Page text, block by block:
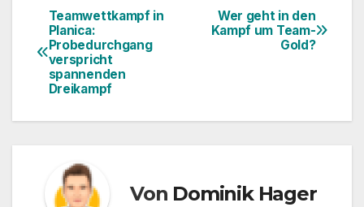
Beitragsnavigation
Wer geht in den
Kampf um Team-
Gold?
Teamwettkampf in
Planica:
Probedurchgang
verspricht
spannenden
Dreikampf
Von Dominik Hager